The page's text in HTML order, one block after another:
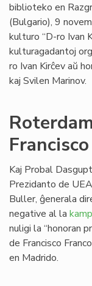
biblioteko en
(Bulgario), 9
kulturo “D-ro Ivan
kulturagadantoj
ro Ivan Kirĉev aŭ
kaj Svilen Marinov.
Kaj Probal
Prezidanto de
Buller, ĝenerala
negative al la
nuligi la “honoran
de Francisco
en Madrido.